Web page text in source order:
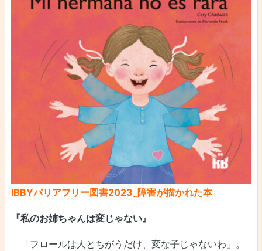
IBBYバリアフリー図書2023_障害が描かれた本
『私のお姉ちゃんは変じゃない』
「フロールは人とちがうだけ、変な子じゃないわ」。